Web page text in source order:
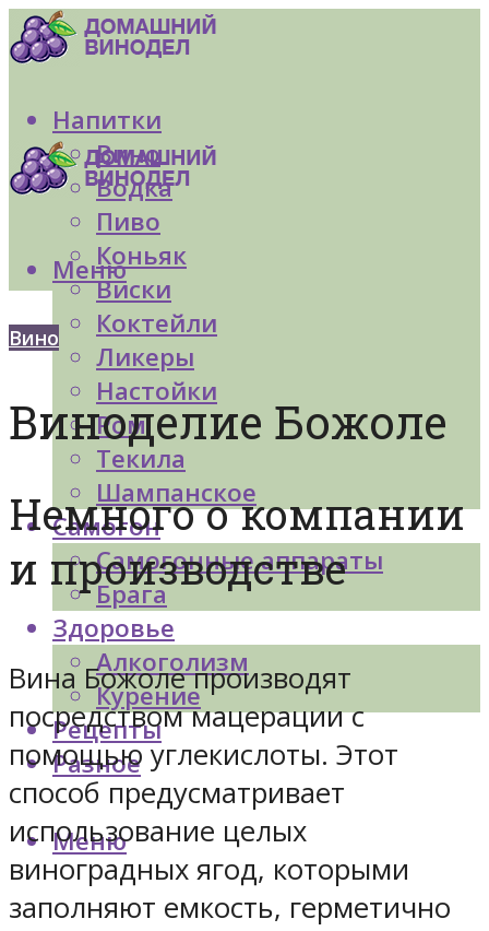
Напитки
Вино
Водка
Пиво
Коньяк
Виски
Коктейли
Ликеры
Настойки
Ром
Текила
Шампанское
Самогон
Самогонные аппараты
Брага
Здоровье
Алкоголизм
Курение
Рецепты
Разное
Меню
Меню
Вино
Виноделие Божоле
Немного о компании
и производстве
Вина Божоле производят
посредством мацерации с
помощью углекислоты. Этот
способ предусматривает
использование целых
виноградных ягод, которыми
заполняют емкость, герметично